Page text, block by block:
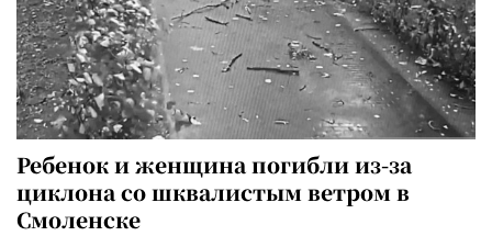
Ребенок и женщина погибли из-за
циклона со шквалистым ветром в
Смоленске